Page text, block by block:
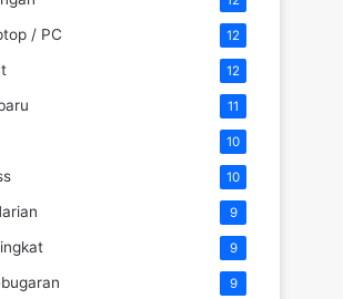
/ PC 12
12
11
10
10
9
9
9